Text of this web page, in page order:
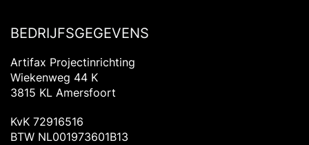
BEDRIJFSGEGEVENS
Artifax Projectinrichting
Wiekenweg 44 K
3815 KL Amersfoort
KvK 72916516
BTW NL001973601B13